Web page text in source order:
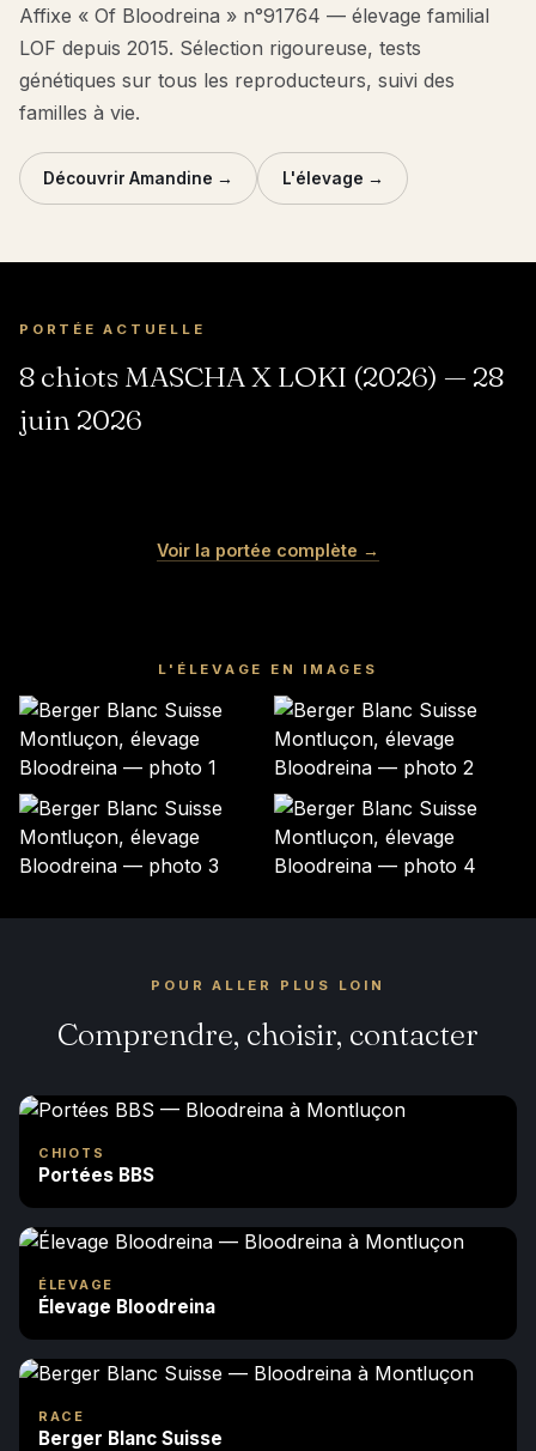
Affixe « Of Bloodreina » n°91764 — élevage familial
LOF depuis 2015. Sélection rigoureuse, tests
génétiques sur tous les reproducteurs, suivi des
familles à vie.
Découvrir Amandine → L'élevage →
PORTÉE ACTUELLE
8 chiots MASCHA X LOKI (2026) — 28
juin 2026
Femelle · blanche
Mâle · blanche
LITCHI
Voir la portée complète →
L'ÉLEVAGE EN IMAGES
POUR ALLER PLUS LOIN
Comprendre, choisir, contacter
CHIOTS
Portées BBS
ÉLEVAGE
Élevage Bloodreina
RACE
Berger Blanc Suisse